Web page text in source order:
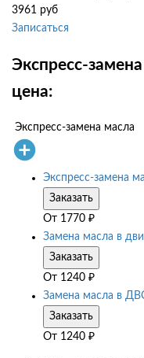
3961 руб
Записаться
Экспресс-
цена:
Экспресс-замена масла
Экспресс-замена
Заказать
От 1770 ₽
Замена масла в
Заказать
От 1240 ₽
Замена масла в
Заказать
От 1240 ₽